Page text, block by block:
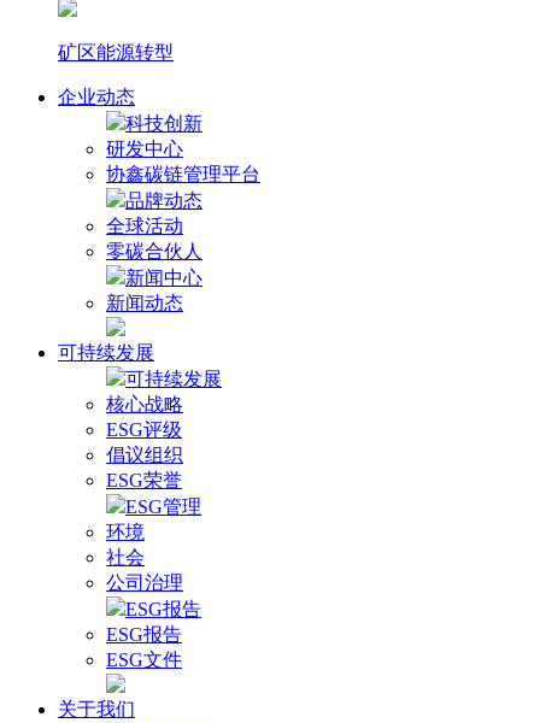
矿区能源转型
企业动态
科技创新
研发中心
协鑫碳链管理平台
品牌动态
全球活动
零碳合伙人
新闻中心
新闻动态
可持续发展
可持续发展
核心战略
ESG评级
倡议组织
ESG荣誉
ESG管理
环境
社会
公司治理
ESG报告
ESG报告
ESG文件
关于我们